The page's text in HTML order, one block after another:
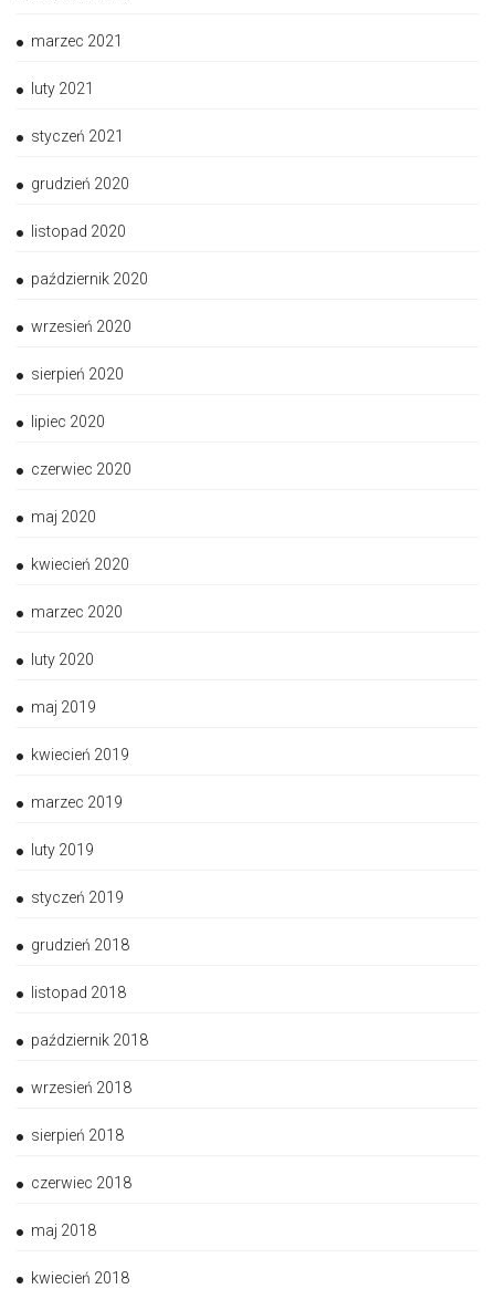
marzec 2021
luty 2021
styczeń 2021
grudzień 2020
listopad 2020
październik 2020
wrzesień 2020
sierpień 2020
lipiec 2020
czerwiec 2020
maj 2020
kwiecień 2020
marzec 2020
luty 2020
maj 2019
kwiecień 2019
marzec 2019
luty 2019
styczeń 2019
grudzień 2018
listopad 2018
październik 2018
wrzesień 2018
sierpień 2018
czerwiec 2018
maj 2018
kwiecień 2018